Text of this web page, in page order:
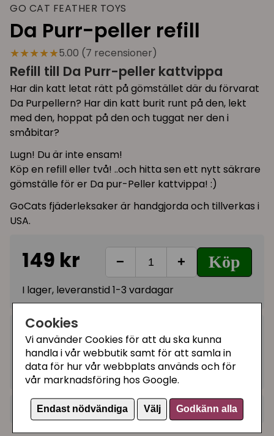
Cookies
Vi använder Cookies för att du ska kunna
handla i vår webbutik samt för att samla in
data för hur vår webbplats används och för
vår marknadsföring hos Google.
Endast nödvändiga Välj Godkänn alla
GO CAT FEATHER TOYS
Da Purr-peller refill
★★★★★5.00 (7 recensioner)
Refill till Da Purr-peller kattvippa
Har din katt letat rätt på gömstället där du förvarat
Da Purpellern? Har din katt burit runt på den, lekt
med den, hoppat på den och tuggat ner den i
småbitar?
Lugn! Du är inte ensam!
Köp en refill eller två! ..och hitta sen ett nytt säkrare
gömställe för er Da pur-Peller kattvippa! :)
GoCats fjäderleksaker är handgjorda och tillverkas i
USA.
149 kr − + Köp
I lager, leveranstid 1-3 vardagar
Kategorier:
Refill till vippor och spö
Artikelnummer:734739
Recensioner (7)